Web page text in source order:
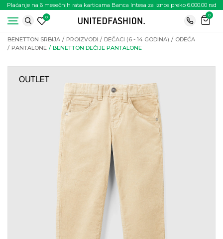
Plaćanje na 6 mesečnih rata karticama Banca Intesa za iznos preko 6.000.00 rsd
0
0
BENETTON SRBIJA PROIZVODI DEČACI (6 - 14 GODINA)
ODEĆA
PANTALONE
BENETTON DEČIJE PANTALONE